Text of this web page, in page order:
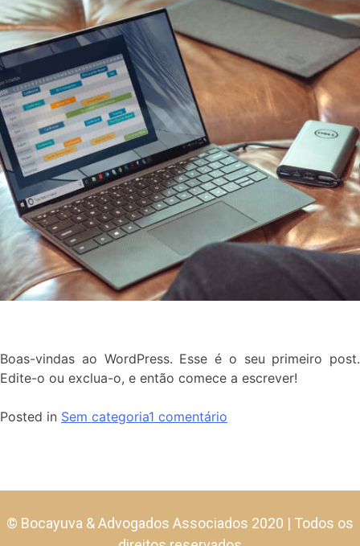
Boas-vindas ao WordPress. Esse é o seu primeiro post.
Edite-o ou exclua-o, e então comece a escrever!
Posted in Sem categoria1 comentário
© Bocayuva & Advogados Associados 2020 | Todos os